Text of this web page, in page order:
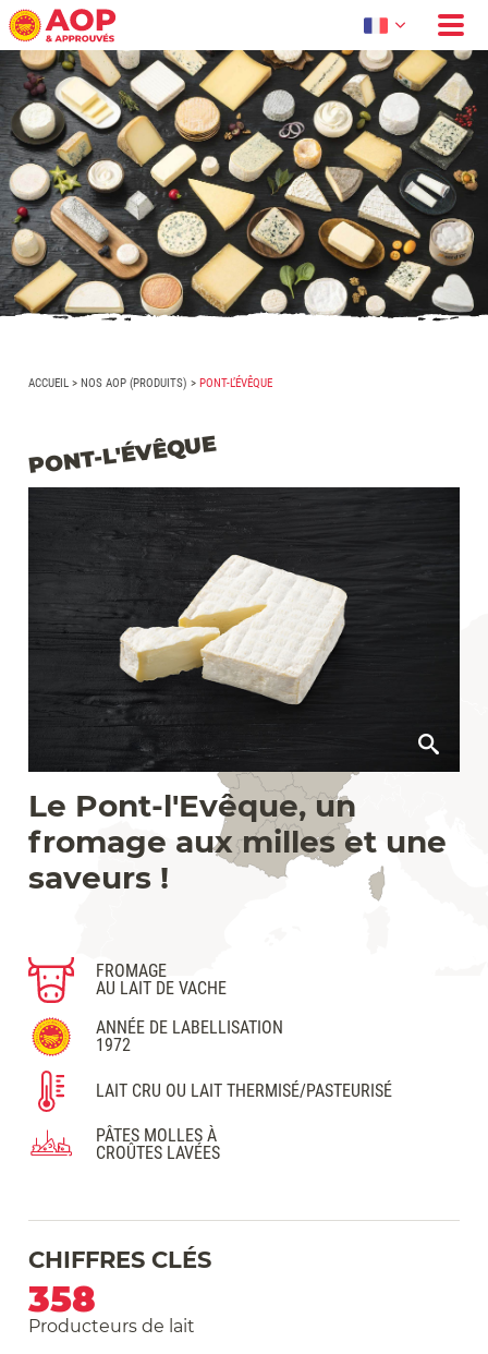
ACCUEIL >NOS AOP (PRODUITS) >PONT-L’ÉVÊQUE
PONT-L'ÉVÊQUE
Le Pont-l'Evêque, un
fromage aux milles et une
saveurs !
FROMAGE
AU LAIT DE VACHE
ANNÉE DE LABELLISATION
1972
LAIT CRU OU LAIT THERMISÉ/PASTEURISÉ
PÂTES MOLLES À
CROÛTES LAVÉES
CHIFFRES CLÉS
358
Producteurs de lait